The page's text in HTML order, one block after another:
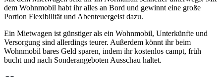
dem Wohnmobil habt ihr alles an Bord und gewinnt eine große
Portion Flexibilität und Abenteuergeist dazu.
Ein Mietwagen ist günstiger als ein Wohnmobil, Unterkünfte und
Versorgung sind allerdings teurer. Außerdem könnt ihr beim
Wohnmobil bares Geld sparen, indem ihr kostenlos campt, früh
bucht und nach Sonderangeboten Ausschau haltet.